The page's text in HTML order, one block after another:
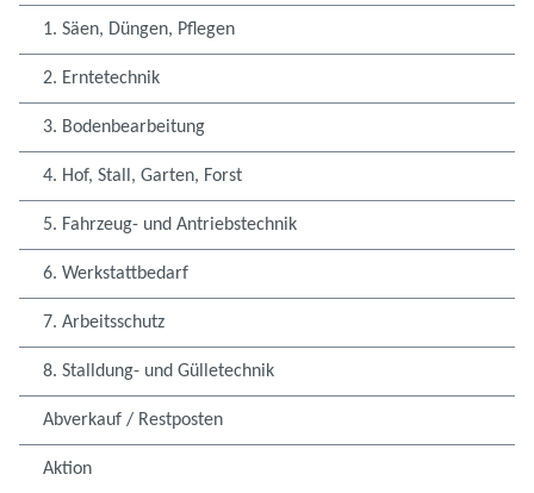
1. Säen, Düngen, Pflegen
2. Erntetechnik
3. Bodenbearbeitung
4. Hof, Stall, Garten, Forst
5. Fahrzeug- und Antriebstechnik
6. Werkstattbedarf
7. Arbeitsschutz
8. Stalldung- und Gülletechnik
Abverkauf / Restposten
Aktion